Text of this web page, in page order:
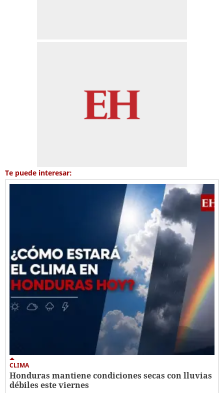
Te puede interesar:
CLIMA
Honduras mantiene condiciones secas con lluvias
débiles este viernes